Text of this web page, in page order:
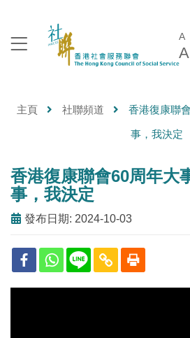
A
A
主頁 社聯頻道 香港復康聯
事，我決定
香港復康聯會60周年大
事，我決定
發布日期: 2024-10-03